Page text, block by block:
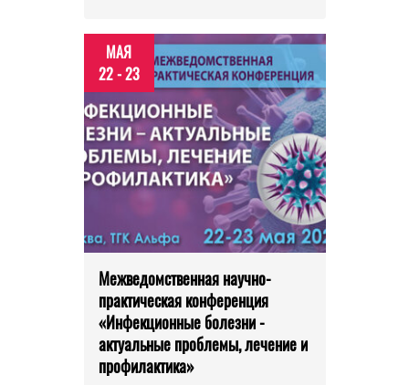
МАЯ
22 - 23
Межведомственная научно-
практическая конференция
«Инфекционные болезни -
актуальные проблемы, лечение и
профилактика»